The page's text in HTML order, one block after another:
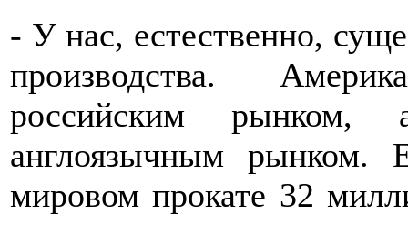
- У нас, естественно,
производства.
российским рынком,
англоязычным рынком.
мировом прокате 32